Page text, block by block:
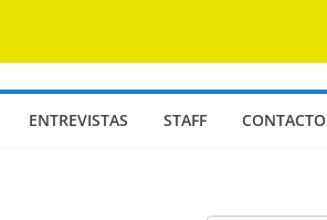
ENTREVISTAS STAFF CONTACTO